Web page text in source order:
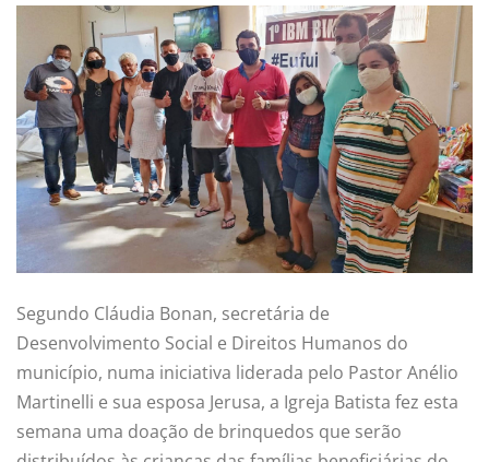
Segundo Cláudia Bonan, secretária de
Desenvolvimento Social e Direitos Humanos do
município, numa iniciativa liderada pelo Pastor Anélio
Martinelli e sua esposa Jerusa, a Igreja Batista fez esta
semana uma doação de brinquedos que serão